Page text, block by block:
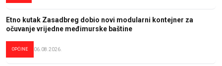
Etno kutak Zasadbreg dobio novi modularni kontejner za
očuvanje vrijedne međimurske baštine
OPĆINE 06.08.2026.